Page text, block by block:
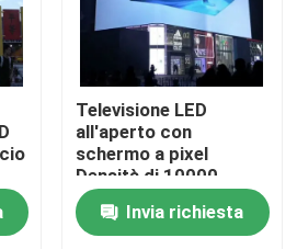
Televisione LED
all'aperto con
schermo a pixel
Densità di 10000
punti/mq e dimensione
del cerchioInvia richiesta